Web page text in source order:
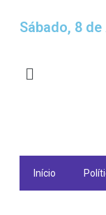
Sábado, 8
Início